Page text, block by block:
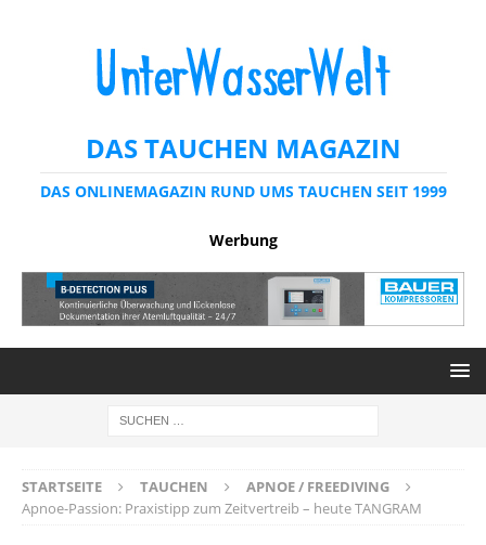
DAS TAUCHEN MAGAZIN
DAS ONLINEMAGAZIN RUND UMS TAUCHEN SEIT 1999
Werbung
STARTSEITE TAUCHEN
APNOE / FREEDIVING
Apnoe-Passion: Praxistipp zum Zeitvertreib – heute TANGRAM